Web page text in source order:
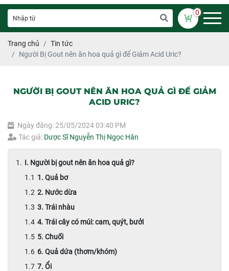
0
Trang chủ
Tin tức
Người Bị Gout nên ăn hoa quả gì để Giảm Acid Uric?
NGƯỜI BỊ GOUT NÊN ĂN HOA QUẢ GÌ ĐỂ GIẢM
ACID URIC?
Ngày đăng: 25/05/2024 03:40 PM
Tác giả: Dược Sĩ Nguyễn Thị Ngọc Hân
I. Người bị gout nên ăn hoa quả gì?
1. Quả bơ
2. Nước dừa
3. Trái nhàu
4. Trái cây có múi: cam, quýt, bưởi
5. Chuối
6. Quả dứa (thơm/khóm)
7. Ổi